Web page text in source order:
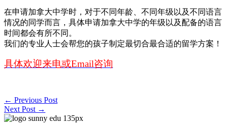
在申请加拿大中学时，对于不同年龄、不同年级以及不同语言
情况的同学而言，具体申请加拿大中学的年级以及配备的语言
时间都会有所不同。
我们的专业人士会帮您的孩子制定最切合最合适的留学方案！
具体欢迎来电或Email咨询
← Previous Post
Next Post →